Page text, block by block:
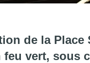
l'article "La
de la Place
feu vert, sous